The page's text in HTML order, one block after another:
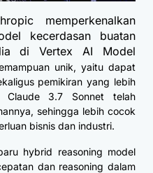
memperkenalkan
kecerdasan buatan
di Vertex AI Model
unik, yaitu dapat
pemikiran yang lebih
Claude 3.7 Sonnet telah
sehingga lebih cocok
bisnis dan industri.
hybrid reasoning model
dan reasoning dalam